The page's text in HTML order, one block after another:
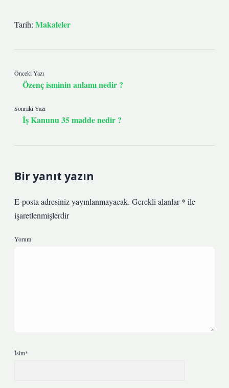
Tarih: Makaleler
Önceki Yazı
Özenç isminin anlamı nedir ?
Sonraki Yazı
İş Kanunu 35 madde nedir ?
Bir yanıt yazın
E-posta adresiniz yayınlanmayacak. Gerekli alanlar* ile
işaretlenmişlerdir
Yorum
İsim*